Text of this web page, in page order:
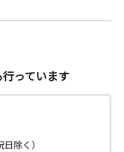
行っています
除く）